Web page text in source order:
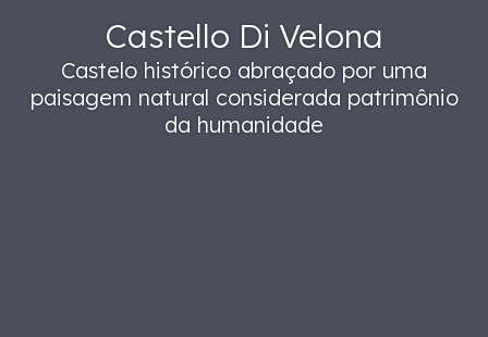
Castello Di Velona
Castelo histórico abraçado por uma
paisagem natural considerada patrimônio
da humanidade